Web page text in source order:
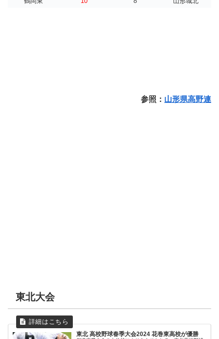
参照： 山形県高野連
東北大会
東北 高校野球春季大会2024 花巻東高校が優勝